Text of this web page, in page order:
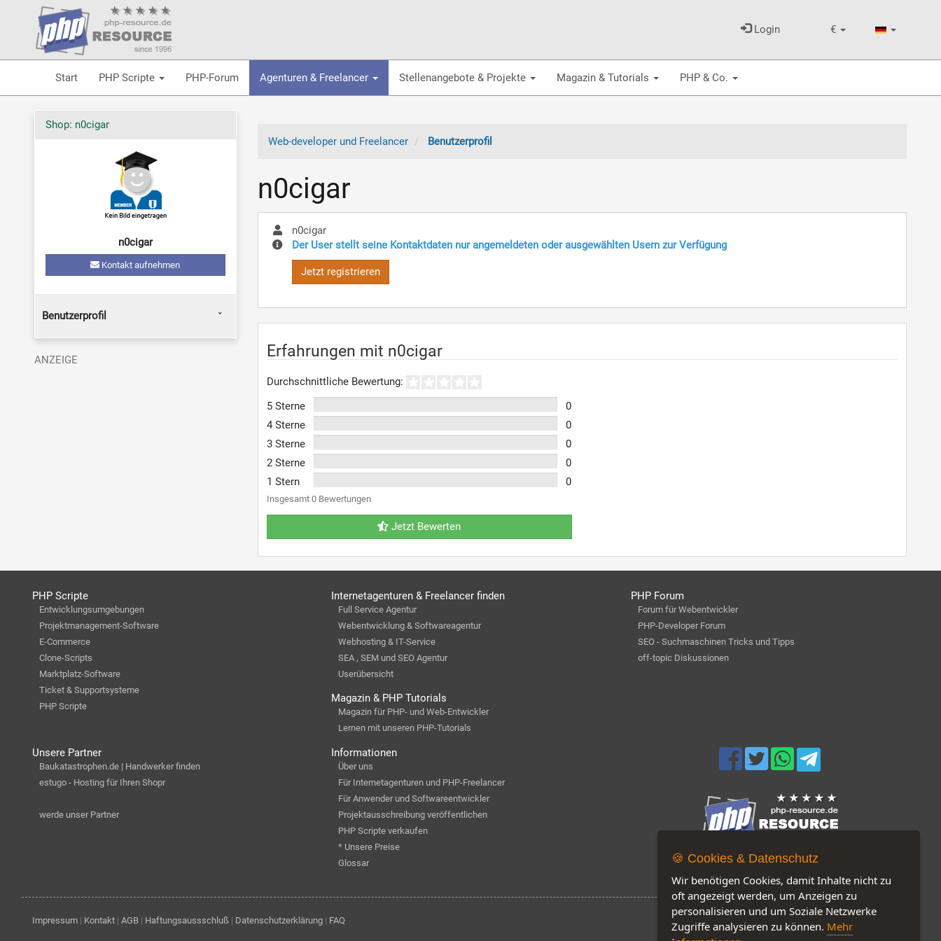
€
Login
Start PHP Scripte PHP-Forum Agenturen & Freelancer Stellenangebote & Projekte Magazin & Tutorials PHP & Co.
Web-developer und Freelancer Benutzerprofil
n0cigar
n0cigar
Der User stellt seine Kontaktdaten nur angemeldeten oder ausgewählten Usern zur Verfügung
Jetzt registrieren
Erfahrungen mit n0cigar
Durchschnittliche Bewertung:
5 Sterne
0
4 Sterne
0
3 Sterne
0
2 Sterne
0
1 Stern
0
Insgesamt 0 Bewertungen
Jetzt Bewerten
Shop: n0cigar
n0cigar
Kontakt aufnehmen
Benutzerprofil
PHP Scripte
Entwicklungsumgebungen
Projektmanagement-Software
E-Commerce
Clone-Scripts
Marktplatz-Software
Ticket & Supportsysteme
PHP Scripte
Internetagenturen & Freelancer finden
Full Service Agentur
Webentwicklung & Softwareagentur
Webhosting & IT-Service
SEA , SEM und SEO Agentur
Userübersicht
Magazin & PHP Tutorials
Magazin für PHP- und Web-Entwickler
Lernen mit unseren PHP-Tutorials
PHP Forum
Forum für Webentwickler
PHP-Developer Forum
SEO - Suchmaschinen Tricks und Tipps
off-topic Diskussionen
Unsere Partner
Baukatastrophen.de | Handwerker finden
estugo - Hosting für Ihren Shopr
werde unser Partner
Informationen
Über uns
Für Internetagenturen und PHP-Freelancer
Für Anwender und Softwareentwickler
Projektausschreibung veröffentlichen
PHP Scripte verkaufen
* Unsere Preise
Glossar
Jetzt auf unserer Seite: 323
Impressum| Kontakt| AGB| Haftungsaussschluß | Datenschutzerklärung| FAQ
🍪 Cookies & Datenschutz
Wir benötigen Cookies, damit Inhalte nicht zu
oft angezeigt werden, um Anzeigen zu
personalisieren und um Soziale Netzwerke
Zugriffe analysieren zu können. Mehr